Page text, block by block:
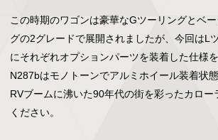
この時期のワゴンは豪華なGツーリングとベ
グの2グレードで展開されましたが、今回はL
にそれぞれオプションパーツを装着した仕様
N287bはモノトーンでアルミホイール装着状
RVブームに沸いた90年代の街を彩ったカロー
ください。